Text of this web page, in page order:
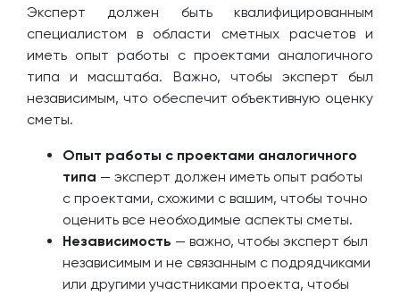
Эксперт должен быть квалифицированным
специалистом в области сметных расчетов и
иметь опыт работы с проектами аналогичного
типа и масштаба. Важно, чтобы эксперт был
независимым, что обеспечит объективную оценку
сметы.
Опыт работы с проектами аналогичного
типа — эксперт должен иметь опыт работы
с проектами, схожими с вашим, чтобы точно
оценить все необходимые аспекты сметы.
Независимость — важно, чтобы эксперт был
независимым и не связанным с подрядчиками
или другими участниками проекта, чтобы